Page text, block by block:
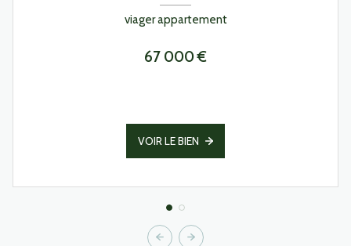
viager appartement
67 000 €
VOIR LE BIEN